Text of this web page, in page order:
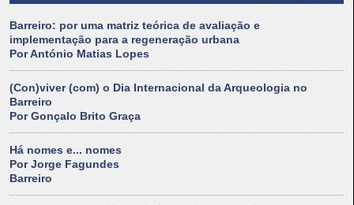
Barreiro: por uma matriz teórica de avaliação e
implementação para a regeneração urbana
Por António Matias Lopes
(Con)viver (com) o Dia Internacional da Arqueologia no
Barreiro
Por Gonçalo Brito Graça
Há nomes e... nomes
Por Jorge Fagundes
Barreiro